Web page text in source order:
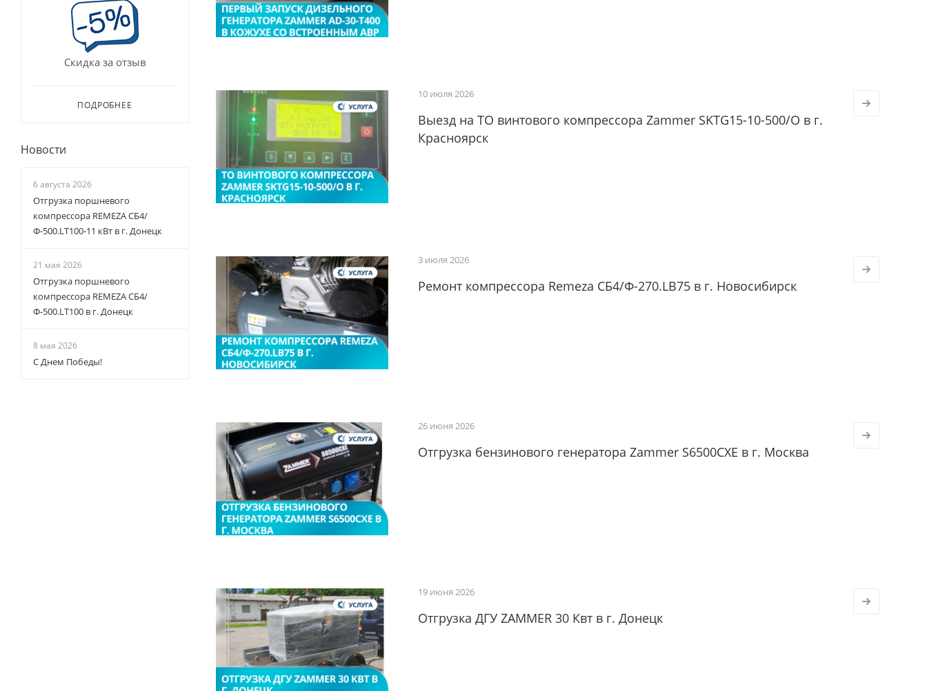
10 июля 2026
Выезд на ТО винтового компрессора Zammer SKTG15-10-500/O в г.
Красноярск
3 июля 2026
Ремонт компрессора Remeza СБ4/Ф-270.LB75 в г. Новосибирск
26 июня 2026
Отгрузка бензинового генератора Zammer S6500CXE в г. Москва
19 июня 2026
Отгрузка ДГУ ZAMMER 30 Квт в г. Донецк
Скидка за отзыв
ПОДРОБНЕЕ
Новости
6 августа 2026
Отгрузка поршневого
компрессора REMEZA СБ4/
Ф-500.LT100-11 кВт в г. Донецк
21 мая 2026
Отгрузка поршневого
компрессора REMEZA СБ4/
Ф-500.LT100 в г. Донецк
8 мая 2026
С Днем Победы!